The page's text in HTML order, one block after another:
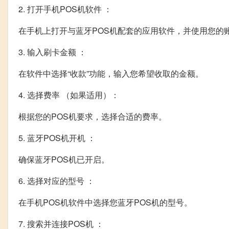
2. 打开手机POS机软件 ：
在手机上打开与蓝牙POS机配套的应用软件，并使用您的
3. 输入刷卡金额 ：
在软件中选择“收款”功能，输入您希望收取的金额。
4. 选择费率 （如果适用）：
根据您的POS机要求，选择合适的费率。
5. 蓝牙POS机开机 ：
确保蓝牙POS机已开启。
6. 选择对应的型号 ：
在手机POS机软件中选择您蓝牙POS机的型号。
7. 搜索并连接POS机 ：